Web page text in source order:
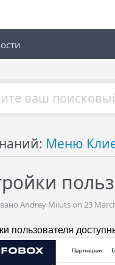
Меню
Andrey Miluts on 23
пользователя